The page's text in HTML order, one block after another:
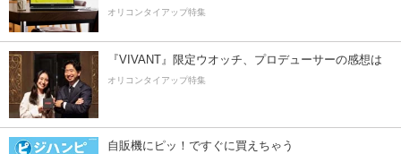
オリコンタイアップ特集
『VIVANT』限定ウオッチ、プロデューサーの感想は
オリコンタイアップ特集
自販機にピッ！ですぐに買えちゃう